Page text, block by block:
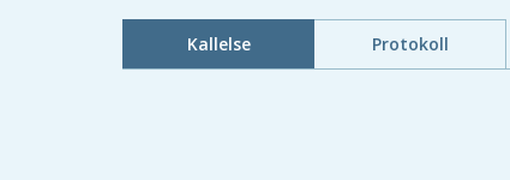
Kallelse Protokoll